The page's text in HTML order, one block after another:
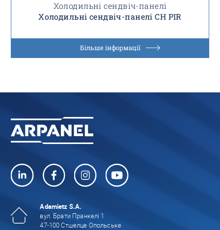
Холодильні сендвіч-панелі
Холодильні сендвіч-панелі CH PIR
Більше інформації
Adamietz S.A.
вул. Брати Пранкелі 1
47-100 Стшелце Опольське